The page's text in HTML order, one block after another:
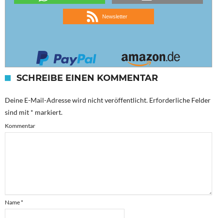
Newsletter
SCHREIBE EINEN KOMMENTAR
Deine E-Mail-Adresse wird nicht veröffentlicht. Erforderliche Felder
sind mit * markiert.
Kommentar
Name*